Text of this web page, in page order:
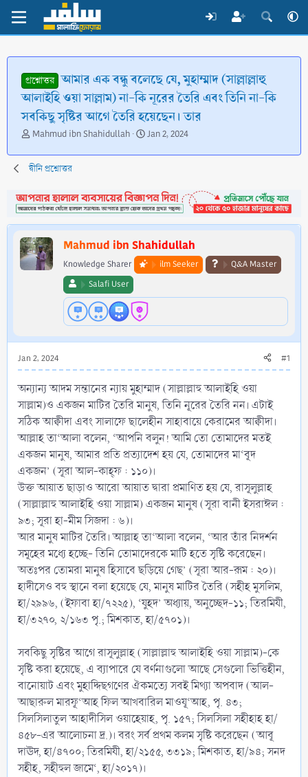
প্রশ্নোত্তর আমার এক বন্ধু বলেছে যে, মুহাম্মাদ (সাল্লাল্লাহু
আলাইহি ওয়া সাল্লাম) না-কি নূরের তৈরি এবং তিনি না-কি
সবকিছু সৃষ্টির আগে তৈরি হয়েছেন। তার
T
r
e
d
s
t
a
r
t
Mahmud ibn Shahidullah
S
a
d
a
t
Jan 2, 2024
দ্বীনি প্রশ্নোত্তর
Mahmud ibn Shahidullah
Knowledge Sharer ilm Seeker
Q&A Master
Salafi User
Jan 2, 2024 #1
অন্যান্য আদম সন্তানের ন্যায় মুহাম্মাদ (সাল্লাল্লাহু আলাইহি ওয়া
সাল্লাম)ও একজন মাটির তৈরি মানুষ, তিনি নূরের তৈরি নন। এটাই
সঠিক আক্বীদা এবং সালাফে ছালেহীন সাহাবায়ে কেরামের আক্বীদা।
আল্লাহ তা‘আলা বলেন, ‘আপনি বলুন! আমি তো তোমাদের মতই
একজন মানুষ, আমার প্রতি প্রত্যাদেশ হয় যে, তোমাদের মা‘বূদ
একজন’ (সূরা আল-কাহ্ফ : ১১০)।
উক্ত আয়াত ছাড়াও আরো আয়াত দ্বারা প্রমাণিত হয় যে, রাসূলুল্লাহ
(সাল্লাল্লাহু আলাইহি ওয়া সাল্লাম) একজন মানুষ (সূরা বানী ইসরাঈল :
৯৩; সূরা হা-মীম সিজদা : ৬)।
আর মানুষ মাটির তৈরি। আল্লাহ তা‘আলা বলেন, ‘আর তাঁর নিদর্শন
সমূহের মধ্যে হচ্ছে- তিনি তোমাদেরকে মাটি হতে সৃষ্টি করেছেন।
অতঃপর তোমরা মানুষ হিসাবে ছড়িয়ে গেছ’ (সূরা আর-রূম : ২০)।
হাদীসেও বহু স্থানে বলা হয়েছে যে, মানুষ মাটির তৈরি (সহীহ মুসলিম,
হা/২৯৯৬, (ইফাবা হা/৭২২৫), ‘যুহদ’ অধ্যায়, অনুচ্ছেদ-১১; তিরমিযী,
হা/৩২৭০, ২/১৬৩ পৃ.; মিশকাত, হা/৫৭০১)।
সবকিছু সৃষ্টির আগে রাসূলুল্লাহ (সাল্লাল্লাহু আলাইহি ওয়া সাল্লাম)-কে
সৃষ্টি করা হয়েছে, এ ব্যাপারে যে বর্ণনাগুলো আছে সেগুলো ভিত্তিহীন,
বানোয়াট এবং মুহাদ্দিছগণের ঐকমত্যে সবই মিথ্যা অপবাদ (আল-
আছারুল মারফূ‘আহ ফিল আখবারিল মাওযূ‘আহ, পৃ. ৪৩;
সিলসিলাতুল আহাদীসিল ওয়াহেয়াহ, পৃ. ১৫৭; সিলসিলা সহীহাহ হা/
৪৫৮-এর আলোচনা দ্র.)। বরং সর্ব প্রথম কলম সৃষ্টি করেছেন (আবূ
দাঊদ, হা/৪৭০০; তিরমিযী, হা/২১৫৫, ৩৩১৯; মিশকাত, হা/৯৪; সনদ
সহীহ, সহীহুল জামে‘, হা/২০১৭)।